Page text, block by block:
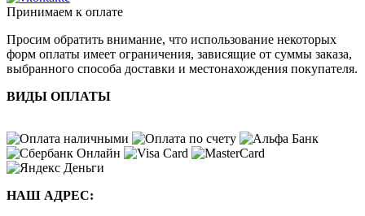
Принимаем к оплате
Просим обратить внимание, что использование некоторых
форм оплаты имеет ограничения, зависящие от суммы заказа,
выбранного способа доставки и местонахождения покупателя.
ВИДЫ ОПЛАТЫ
НАШ АДРЕС: